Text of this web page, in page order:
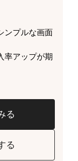
ンプルな画面
率アップが期
る
る